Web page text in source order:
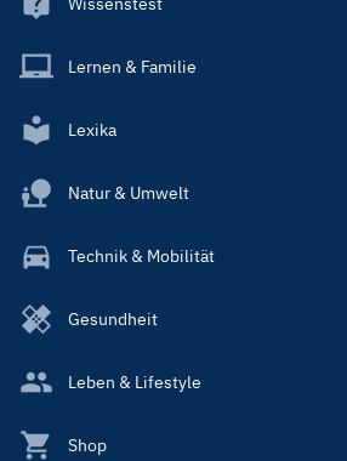
Lernen & Familie
Lexika
Natur & Umwelt
Technik & Mobilität
Gesundheit
Leben & Lifestyle
Shop